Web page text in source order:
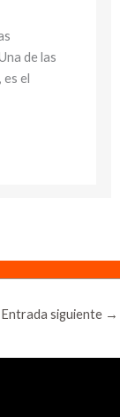
de las
es el
Entrada siguiente →